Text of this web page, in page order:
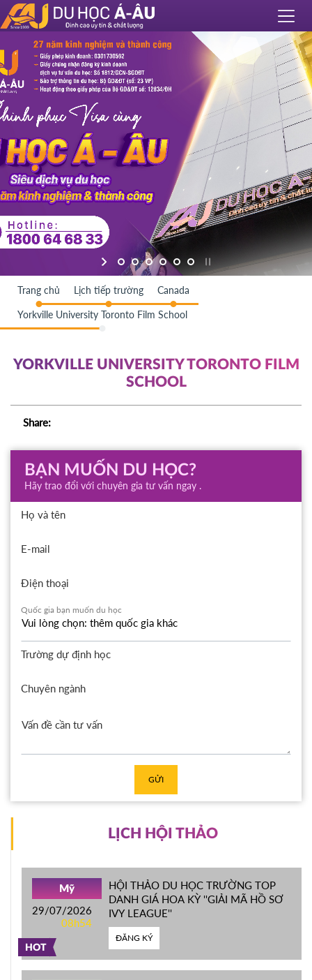
Trang chủ Lịch tiếp trường Canada
Yorkville University Toronto Film School
YORKVILLE UNIVERSITY TORONTO FILM
SCHOOL
Share:
BẠN MUỐN DU HỌC?
Hãy trao đổi với chuyên gia tư vấn ngay .
Họ và tên
E-mail
Điện thoại
Quốc gia bạn muốn du học
Trường dự định học
Chuyên ngành
GỬI
LỊCH HỘI THẢO
HOT
Mỹ
29/07/2026
08h54
HỘI THẢO DU HỌC TRƯỜNG TOP
DANH GIÁ HOA KỲ ''GIẢI MÃ HỒ SƠ
IVY LEAGUE''
ĐĂNG KÝ